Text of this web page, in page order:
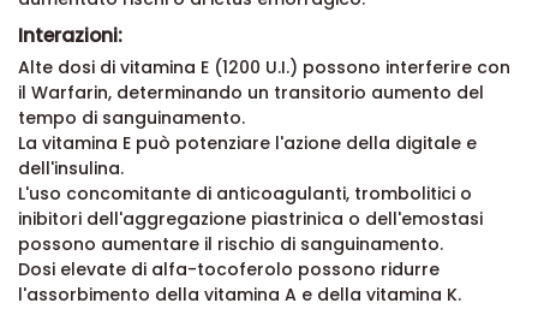
Interazioni:
Alte dosi di vitamina E (1200 U.I.) possono interferire con
il Warfarin, determinando un transitorio aumento del
tempo di sanguinamento.
La vitamina E può potenziare l'azione della digitale e
dell'insulina.
L'uso concomitante di anticoagulanti, trombolitici o
inibitori dell'aggregazione piastrinica o dell'emostasi
possono aumentare il rischio di sanguinamento.
Dosi elevate di alfa-tocoferolo possono ridurre
l'assorbimento della vitamina A e della vitamina K.